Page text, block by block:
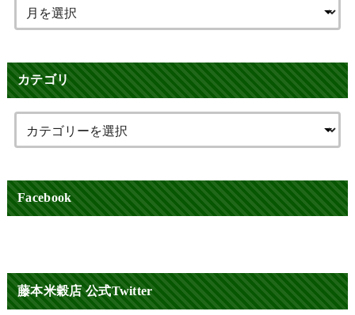
カテゴリ
Facebook
藤本米穀店 公式Twitter